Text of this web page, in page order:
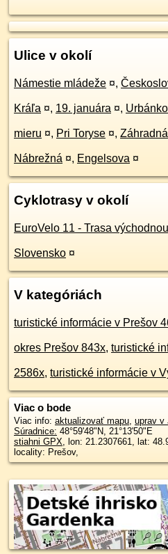
Ulice v okolí
Námestie mládeže ¤,
Kráľa ¤, 19. januára ¤,
mieru ¤, Pri Toryse ¤, Záhradná
Nábrežná ¤, Engelsova ¤
Cyklotrasy v okolí
EuroVelo 11 - Trasa
Slovensko ¤
V kategóriách
turistické informácie v Prešov
okres Prešov 843x, turistické
2586x, turistické informácie v
Viac o bode
Viac info: aktualizovať mapu, uprav v
Súradnice: 48°59'48"N, 21°13'50"E
stiahni GPX, lon: 21.2307661, lat:
locality: Prešov,